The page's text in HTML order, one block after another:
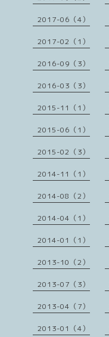
2017-06（4）
2017-02（1）
2016-09（3）
2016-03（3）
2015-11（1）
2015-06（1）
2015-02（3）
2014-11（1）
2014-08（2）
2014-04（1）
2014-01（1）
2013-10（2）
2013-07（3）
2013-04（7）
2013-01（4）